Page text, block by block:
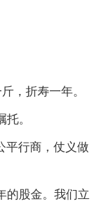
，折寿一年。
。
平行商，仗义做
的股金。我们立